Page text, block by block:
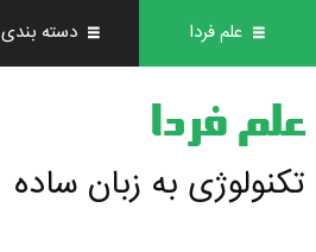
علم فردا دسته بندی
علم فردا
تکنولوژی به زبان ساده